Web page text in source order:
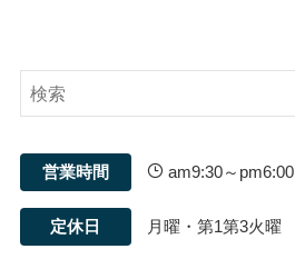
営業時間 am9:30～pm6:00
定休日 月曜・第1第3火曜